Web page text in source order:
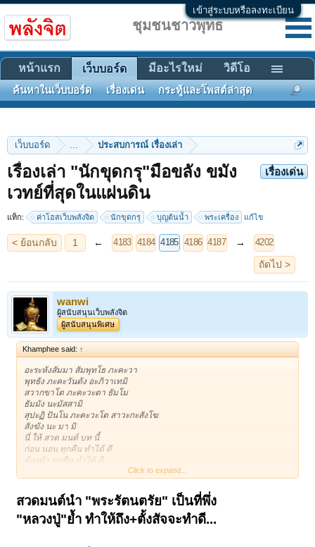
เข้าสู่ระบบหรือลงทะเบียน
เว็บบอร์ด ... ประสบการณ์ เรื่องเล่า
เรื่องเด่น
เรื่องเล่า "นักขุดกรุ"มือขลัง ขมัง
เวทย์ที่สุดในแผ่นดิน
แท็ก: ค่าโฮสเว็บพลังจิต นักขุดกรุ บุญต้นน้ำ พระเครื่อง แก้ไข
< ย้อนกลับ 1 4183 4184 4185 4186 4187 → 4202
wanwi
ผู้สนับสนุนเว็บพลังจิต
ผู้สนับสนุนพิเศษ
Khamphee said: ↑
อะระหังสัมมา สัมพุทโธ ภะคะวา
พุทธัง ภะคะวันตัง อะภิวาเทมิ
สวากขาโต ภะคะวะตา ธัมโม
ธัมมัง นะมัสสามิ
สุปะฏิ ปันโน ภะคะวะโต สาวะกะสังโฆ
สังฆัง นะ มา มิ
นี่ ให้ สวด มนต์ บท นี้
ก่อน นอน ทุกคืน ทำได้ ดี
ต้องทำ ทุกคืน ทำได้ ดี
วันนี้ เช้า เป็นต้นไป
พรุ่ง นี้ เช้า จะทำ ดี เป็นคนดี
นี่ ทำ ทุก วัน ได้ ดี
Click to expand...
สวดมนต์นำ "พระรัตนตรัย" เป็นที่พึ่ง
"หลวงปู่"ย้ำ ทำให้ถึง+ตั้งสัจจะทำดี...
ชุมชนชาวพุทธ
หน้าแรก เว็บบอร์ด
ค้นหาในเว็บบอร์ด เรื่องเด่น กระทู้และโพสต์ล่าสุด
มีอะไรใหม่ วิดีโอ